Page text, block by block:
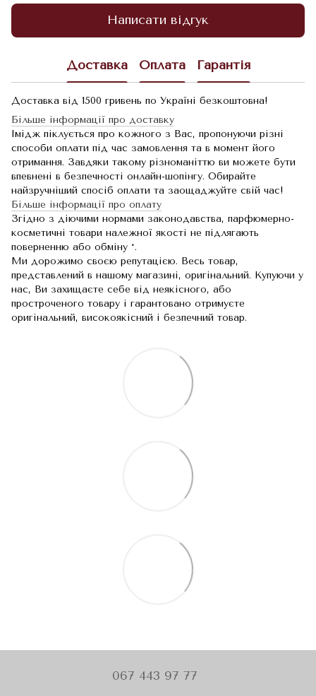
Написати відгук
Доставка Оплата Гарантія
Доставка від 1500 гривень по Україні безкоштовна!
Більше інформації про доставку
Імідж піклується про кожного з Вас, пропонуючи різні
способи оплати під час замовлення та в момент його
отримання. Завдяки такому різноманіттю ви можете бути
впевнені в безпечності онлайн-шопінгу. Обирайте
найзручніший спосіб оплати та заощаджуйте свій час!
Більше інформації про оплату
Згідно з діючими нормами законодавства, парфюмерно-
косметичні товари належної якості не підлягають
поверненню або обміну *.
Ми дорожимо своєю репутацією. Весь товар,
представлений в нашому магазині, оригінальний. Купуючи у
нас, Ви захищаєте себе від неякісного, або
простроченого товару і гарантовано отримуєте
оригінальний, високоякісний і безпечний товар.
067 443 97 77